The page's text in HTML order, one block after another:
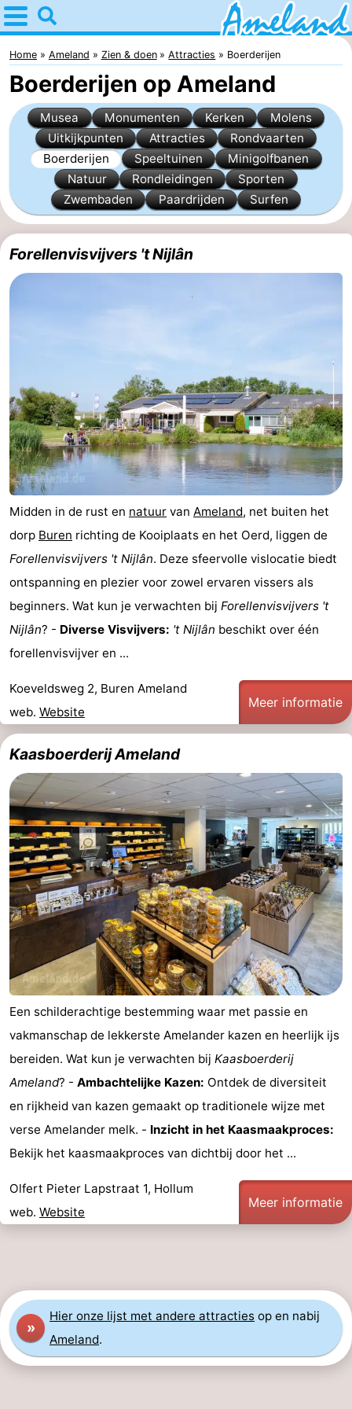
Home
Ameland
Tips
Voor
kinderen
Dorpen
Natuur
Overnachten
Appartementen
breakfasts)
Hotels
Vakantiehuizen
-
Boomhiemke
-
Ameland
minutes
Strand
&
doen
Bezienswaardigheden
-
Musea
-
Monumenten
-
Kerken
-
Molens
-
Uitkijkpunten
Attracties
-
Rondvaarten
-
Boerderijen
-
Speeltuinen
-
Minigolfbanen
Natuur
Rondleidingen
Sporten
-
Zwembaden
-
Fietsen
-
Paardrijden
-
Surfen
-
Wadlopen
Eten
Home Ameland Zien & doen Attracties Boerderijen
Boerderijen op Ameland
Musea Monumenten Kerken
Molens
Uitkijkpunten
Attracties
Rondvaarten
Boerderijen
Speeltuinen
Minigolfbanen
Natuur
Rondleidingen
Sporten
Zwembaden
Paardrijden Surfen
Forellenvisvijvers 't Nijlân
Midden in de rust en natuur van Ameland, net buiten het
dorp Buren richting de Kooiplaats en het Oerd, liggen de
Forellenvisvijvers 't Nijlân. Deze sfeervolle vislocatie biedt
ontspanning en plezier voor zowel ervaren vissers als
beginners. Wat kun je verwachten bij Forellenvisvijvers 't
Nijlân? - Diverse Visvijvers: 't Nijlân beschikt over één
forellenvisvijver en ...
Koeveldsweg 2, Buren Ameland
web. Website
Meer informatie
Kaasboerderij Ameland
Een schilderachtige bestemming waar met passie en
vakmanschap de lekkerste Amelander kazen en heerlijk ijs
bereiden. Wat kun je verwachten bij Kaasboerderij
Ameland? - Ambachtelijke Kazen: Ontdek de diversiteit
en rijkheid van kazen gemaakt op traditionele wijze met
verse Amelander melk. - Inzicht in het Kaasmaakproces:
Bekijk het kaasmaakproces van dichtbij door het ...
Olfert Pieter Lapstraat 1, Hollum
web. Website
Meer informatie
»
Hier onze lijst met andere attracties op en nabij
Ameland.